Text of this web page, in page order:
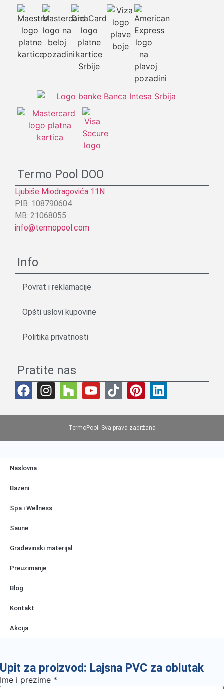
Termo Pool DOO
Ljubiše Miodragovića 11N
PIB: 108790604
MB: 21068055
info@termopool.com
Info
Povrat i reklamacije
Opšti uslovi kupovine
Politika privatnosti
Pratite nas
TermoPool. Sva prava zadržana
Naslovna
Bazeni
Spa i Wellness
Saune
Građevinski materijal
Preuzimanje
Blog
Kontakt
Akcija
Upit za proizvod: Lajsna PVC za oblutak
Ime i prezime *